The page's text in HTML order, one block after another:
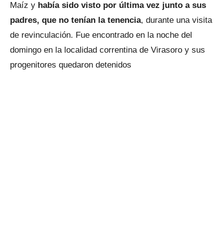
Maíz y había sido visto por última vez junto a sus
padres, que no tenían la tenencia, durante una visita
de revinculación. Fue encontrado en la noche del
domingo en la localidad correntina de Virasoro y sus
progenitores quedaron detenidos